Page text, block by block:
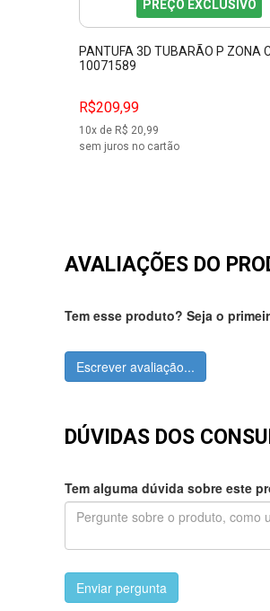
PREÇO EXCLUSIVO
PANTUFA 3D TUBARÃO P ZONA
10071589
R$209,99
10x de R$ 20,99
sem juros no cartão
AVALIAÇÕES DO
Tem esse produto? Seja o
Escrever avaliação...
DÚVIDAS DOS
Tem alguma dúvida sobre este
Enviar pergunta